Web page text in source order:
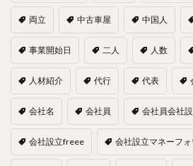
両立 中古車屋 中国人
事業開始日 二人 人数
人材紹介 代行 代表
会社名 会社員 会社員会社
会社設立freee 会社設立マネーフ